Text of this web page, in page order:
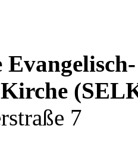
Evangelisch-
7